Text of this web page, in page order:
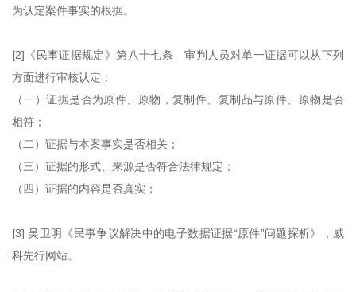
为认定案件事实的根据。
[2]《民事证据规定》第八十七条 审判人员对单一证据可以从下列
方面进行审核认定：
（一）证据是否为原件、原物，复制件、复制品与原件、原物是否
相符；
（二）证据与本案事实是否相关；
（三）证据的形式、来源是否符合法律规定；
（四）证据的内容是否真实；
[3] 吴卫明《民事争议解决中的电子数据证据“原件”问题探析》，威
科先行网站。